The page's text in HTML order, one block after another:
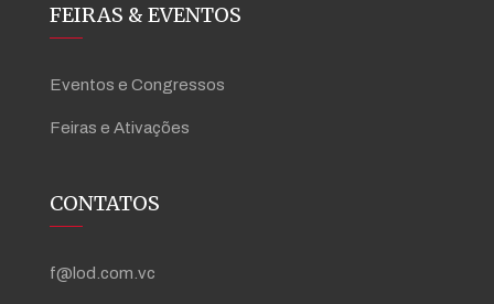
FEIRAS & EVENTOS
Eventos e Congressos
Feiras e Ativações
CONTATOS
f@lod.com.vc